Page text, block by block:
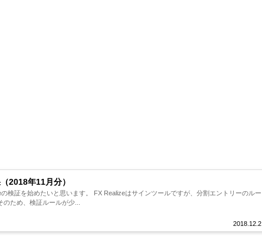
2018年11月分）
2018.12.2
検証を始めたいと思います。 FX Realizeはサインツールですが、分割エントリーのルー
ため、検証ルールが少...